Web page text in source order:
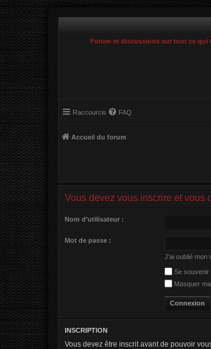
Forum et discussions sur tout ce qui
Raccourcis FAQ
Accueil du forum
Vous devez vous inscrire et vous
Nom d’utilisateur :
Mot de passe :
J’ai oublié mon
Se souvenir
Masquer
INSCRIPTION
Vous devez être inscrit avant de pouvoir